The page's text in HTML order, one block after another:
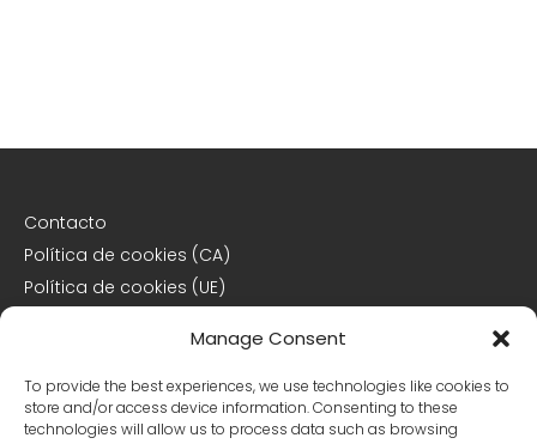
Manage Consent
To provide the best experiences, we use technologies like cookies to
store and/or access device information. Consenting to these
technologies will allow us to process data such as browsing
Contacto
Política de cookies (CA)
Política de cookies (UE)
Declaración de privacidad
Declaración de privacidad (CA)